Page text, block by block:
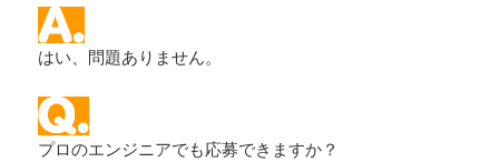
はい、問題ありません。
プロのエンジニアでも応募できますか？